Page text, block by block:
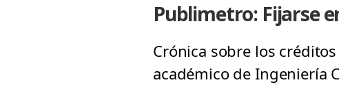
Publimetro: Fijarse
Crónica sobre los
académico de Ingeniería